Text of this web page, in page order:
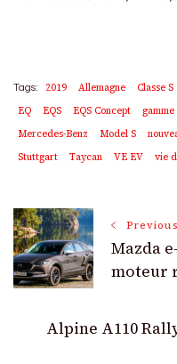
Tags: 2019 Allemagne Classe S
EQ
EQS EQS Concept gamme
Mercedes-Benz
Model S
Stuttgart
Taycan VE EV vie
Post
Navigation
Mazda
moteur
Alpine A110